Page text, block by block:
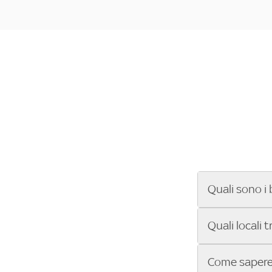
Quali sono i
Se cerchi un
ENILIVE, la
Sky Bar ti
Quali locali
Vuoi sapere
Come